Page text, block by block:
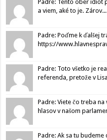
Padre: Tento ober idiot
a viem, aké to je. Zárov...
Padre: Poďme k ďalšej
https://
Padre: Toto všetko je
referenda, pretože v
Padre: Viete čo treba na
hlasov v našom
Padre: Ak sa tu